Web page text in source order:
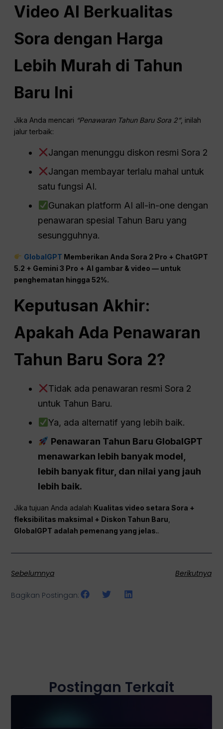
Video AI Berkualitas
Sora dengan Harga
Lebih Murah di Tahun
Baru Ini
Jika Anda mencari “Penawaran Tahun Baru Sora 2”, inilah
jalur terbaik:
Jangan menunggu diskon resmi Sora 2
Jangan membayar terlalu mahal untuk
satu fungsi AI.
Gunakan platform AI all-in-one dengan
penawaran spesial Tahun Baru yang
sesungguhnya.
GlobalGPT Memberikan Anda Sora 2 Pro + ChatGPT
5.2 + Gemini 3 Pro + AI gambar & video — untuk
penghematan hingga 52%.
Keputusan Akhir:
Apakah Ada Penawaran
Tahun Baru Sora 2?
Tidak ada penawaran resmi Sora 2
untuk Tahun Baru.
Ya, ada alternatif yang lebih baik.
Penawaran Tahun Baru GlobalGPT
menawarkan lebih banyak model,
lebih banyak fitur, dan nilai yang jauh
lebih baik.
Jika tujuan Anda adalah Kualitas video setara Sora +
fleksibilitas maksimal + Diskon Tahun Baru
GlobalGPT adalah pemenang yang jelas..
Sebelumnya Berikutnya
Bagikan Postingan:
Postingan Terkait